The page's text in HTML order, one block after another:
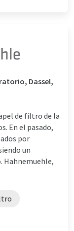
Dassel,
de filtro de la
En el pasado,
por
un